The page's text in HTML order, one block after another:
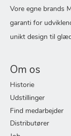
Vore egne brands
garanti for
unikt design til
Om os
Historie
Udstillinger
Find medarbejder
Distributører